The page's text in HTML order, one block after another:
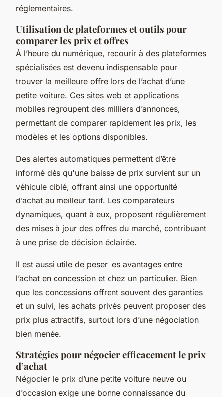
réglementaires.
Utilisation de plateformes et outils pour
comparer les prix et offres
À l’heure du numérique, recourir à des plateformes
spécialisées est devenu indispensable pour
trouver la meilleure offre lors de l’achat d’une
petite voiture. Ces sites web et applications
mobiles regroupent des milliers d’annonces,
permettant de comparer rapidement les prix, les
modèles et les options disponibles.
Des alertes automatiques permettent d’être
informé dès qu'une baisse de prix survient sur un
véhicule ciblé, offrant ainsi une opportunité
d’achat au meilleur tarif. Les comparateurs
dynamiques, quant à eux, proposent régulièrement
des mises à jour des offres du marché, contribuant
à une prise de décision éclairée.
Il est aussi utile de peser les avantages entre
l’achat en concession et chez un particulier. Bien
que les concessions offrent souvent des garanties
et un suivi, les achats privés peuvent proposer des
prix plus attractifs, surtout lors d’une négociation
bien menée.
Stratégies pour négocier efficacement le prix
d’achat
Négocier le prix d’une petite voiture neuve ou
d’occasion exige une bonne connaissance du